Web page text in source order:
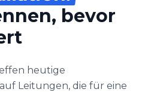
bevor
heutige
Leitungen, die für eine